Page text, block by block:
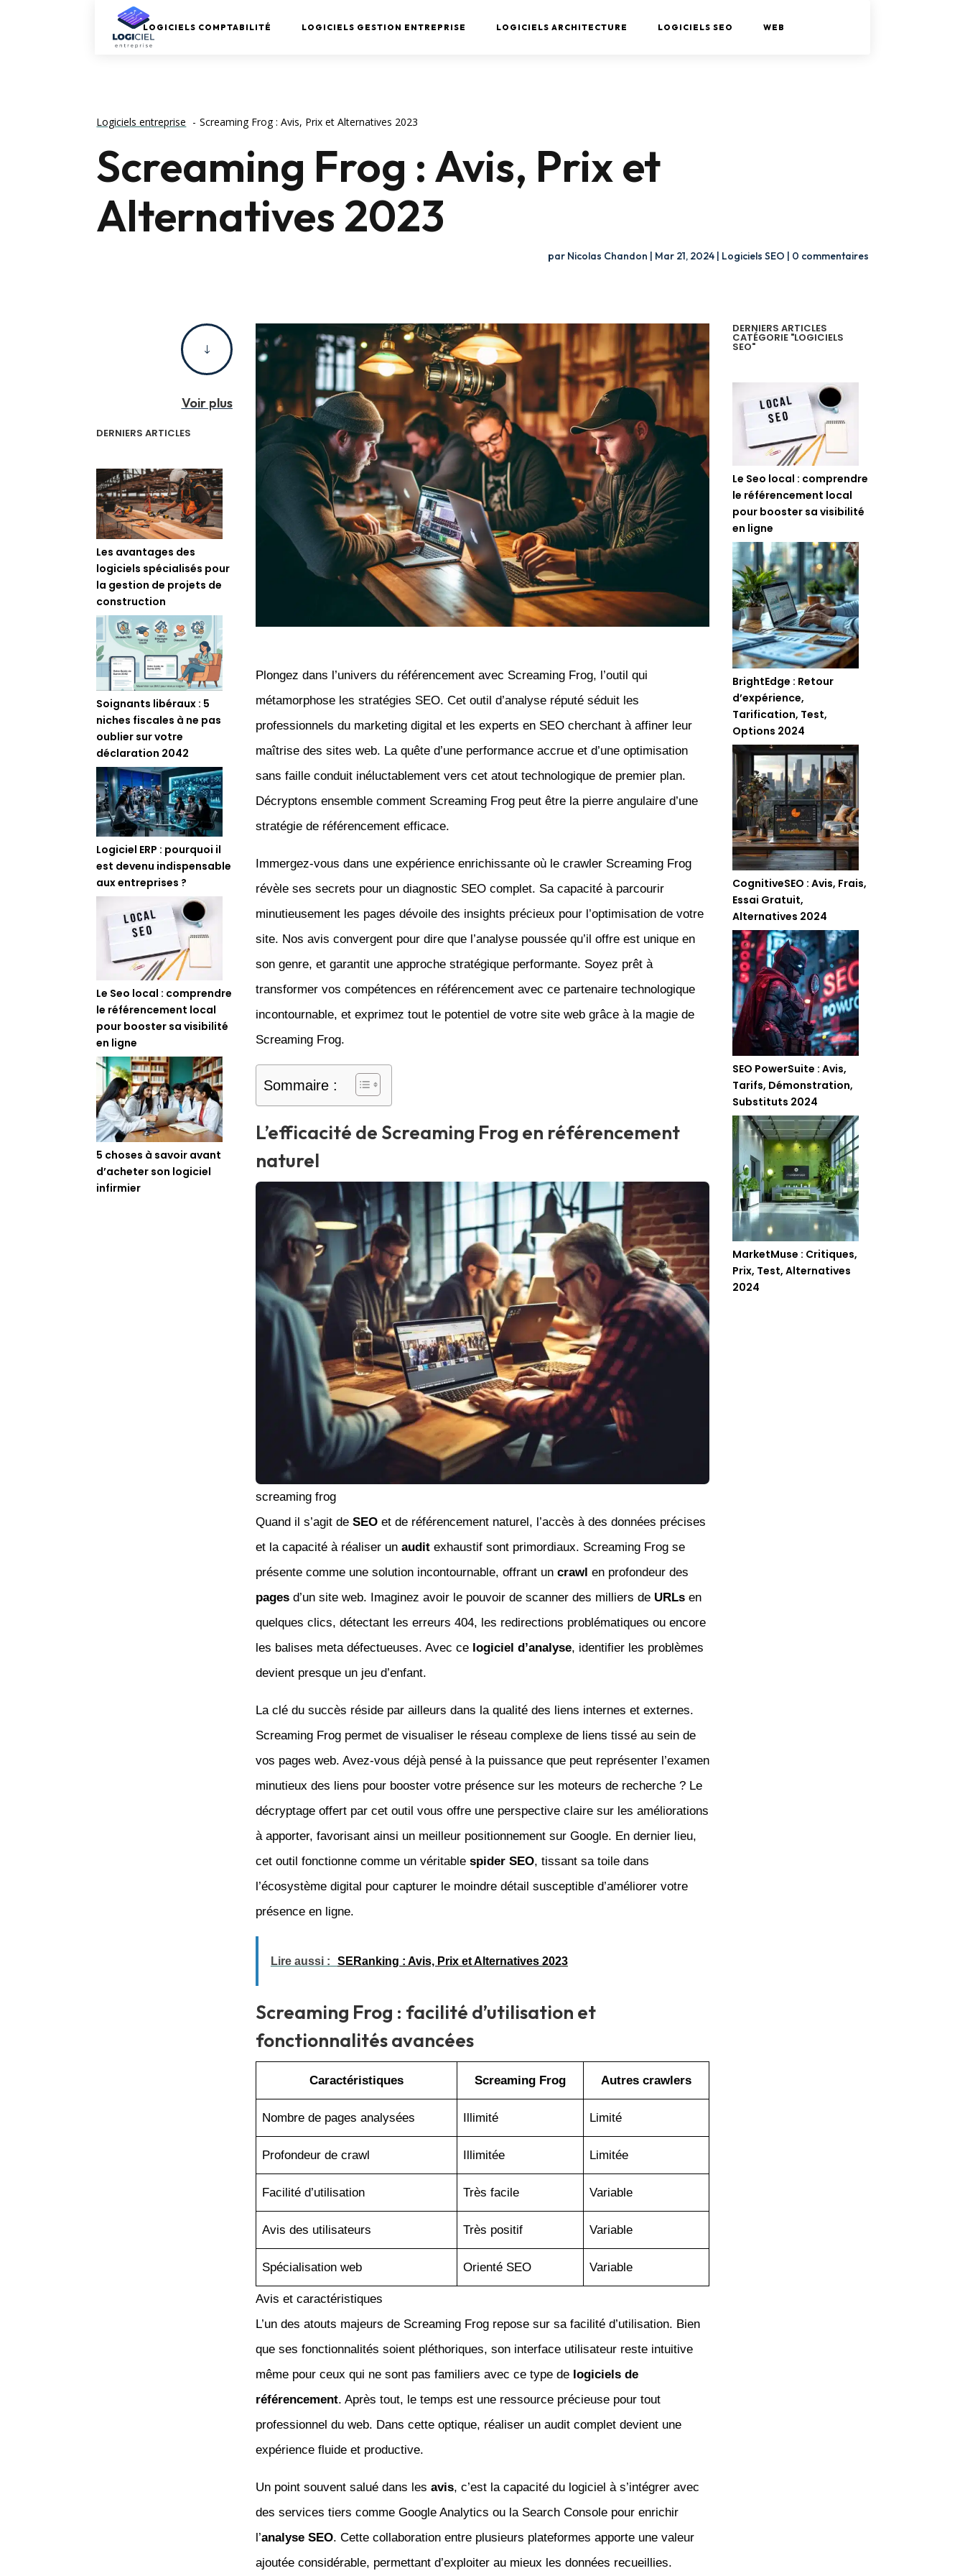
LOGICIELS COMPTABILITÉ LOGICIELS GESTION ENTREPRISE LOGICIELS ARCHITECTURE LOGICIELS SEO WEB
Logiciels entreprise Screaming Frog : Avis, Prix et Alternatives 2023
Screaming Frog : Avis, Prix et
Alternatives 2023
par Nicolas Chandon | Mar 21, 2024| Logiciels SEO | 0 commentaires
"
Voir plus
DERNIERS ARTICLES
Les avantages des
logiciels spécialisés pour
la gestion de projets de
construction
Soignants libéraux : 5
niches fiscales à ne pas
oublier sur votre
déclaration 2042
Logiciel ERP : pourquoi il
est devenu indispensable
aux entreprises ?
Le Seo local : comprendre
le référencement local
pour booster sa visibilité
en ligne
5 choses à savoir avant
d’acheter son logiciel
infirmier
Plongez dans l’univers du référencement avec Screaming Frog, l’outil qui
métamorphose les stratégies SEO. Cet outil d’analyse réputé séduit les
professionnels du marketing digital et les experts en SEO cherchant à affiner leur
maîtrise des sites web. La quête d’une performance accrue et d’une optimisation
sans faille conduit inéluctablement vers cet atout technologique de premier plan.
Décryptons ensemble comment Screaming Frog peut être la pierre angulaire d’une
stratégie de référencement efficace.
Immergez-vous dans une expérience enrichissante où le crawler Screaming Frog
révèle ses secrets pour un diagnostic SEO complet. Sa capacité à parcourir
minutieusement les pages dévoile des insights précieux pour l’optimisation de votre
site. Nos avis convergent pour dire que l’analyse poussée qu’il offre est unique en
son genre, et garantit une approche stratégique performante. Soyez prêt à
transformer vos compétences en référencement avec ce partenaire technologique
incontournable, et exprimez tout le potentiel de votre site web grâce à la magie de
Screaming Frog.
Sommaire :
L’efficacité de Screaming Frog en référencement
naturel
screaming frog
Quand il s’agit de SEOet de référencement naturel, l’accès à des données précises
et la capacité à réaliser un auditexhaustif sont primordiaux. Screaming Frog se
présente comme une solution incontournable, offrant un crawl en profondeur des
pagesd’un site web. Imaginez avoir le pouvoir de scanner des milliers de URLsen
quelques clics, détectant les erreurs 404, les redirections problématiques ou encore
les balises meta défectueuses. Avec ce logiciel d’analyse, identifier les problèmes
devient presque un jeu d’enfant.
La clé du succès réside par ailleurs dans la qualité des liens internes et externes.
Screaming Frog permet de visualiser le réseau complexe de liens tissé au sein de
vos pages web. Avez-vous déjà pensé à la puissance que peut représenter l’examen
minutieux des liens pour booster votre présence sur les moteurs de recherche ? Le
décryptage offert par cet outil vous offre une perspective claire sur les améliorations
à apporter, favorisant ainsi un meilleur positionnement sur Google. En dernier lieu,
cet outil fonctionne comme un véritable spider SEO, tissant sa toile dans
l’écosystème digital pour capturer le moindre détail susceptible d’améliorer votre
présence en ligne.
Lire aussi : SERanking : Avis, Prix et Alternatives 2023
Screaming Frog : facilité d’utilisation et
fonctionnalités avancées
Caractéristiques Screaming Frog Autres crawlers
Nombre de pages analysées Illimité Limité
Profondeur de crawl Illimitée Limitée
Facilité d’utilisation Très facile Variable
Avis des utilisateurs Très positif Variable
Spécialisation web Orienté SEO Variable
Avis et caractéristiques
L’un des atouts majeurs de Screaming Frog repose sur sa facilité d’utilisation. Bien
que ses fonctionnalités soient pléthoriques, son interface utilisateur reste intuitive
même pour ceux qui ne sont pas familiers avec ce type de logiciels de
référencement. Après tout, le temps est une ressource précieuse pour tout
professionnel du web. Dans cette optique, réaliser un audit complet devient une
expérience fluide et productive.
Un point souvent salué dans les avis, c’est la capacité du logiciel à s’intégrer avec
des services tiers comme Google Analytics ou la Search Console pour enrichir
l’analyse SEO. Cette collaboration entre plusieurs plateformes apporte une valeur
ajoutée considérable, permettant d’exploiter au mieux les données recueillies.
DERNIERS ARTICLES
CATÉGORIE "LOGICIELS
SEO"
Le Seo local : comprendre
le référencement local
pour booster sa visibilité
en ligne
BrightEdge : Retour
d’expérience,
Tarification, Test,
Options 2024
CognitiveSEO : Avis, Frais,
Essai Gratuit,
Alternatives 2024
SEO PowerSuite : Avis,
Tarifs, Démonstration,
Substituts 2024
MarketMuse : Critiques,
Prix, Test, Alternatives
2024